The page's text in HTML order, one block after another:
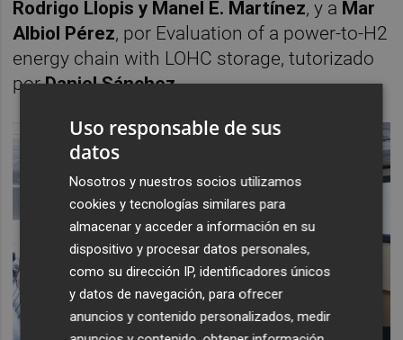
Rodrigo Llopis y Manel E. Martínez, y a Mar
Albiol Pérez, por Evaluation of a power-to-H2
energy chain with LOHC storage, tutorizado
porDaniel Sánchez.
Uso responsable de sus
datos
Nosotros y nuestros socios utilizamos
cookies y tecnologías similares para
almacenar y acceder a información en su
dispositivo y procesar datos personales,
como su dirección IP, identificadores únicos
y datos de navegación, para ofrecer
anuncios y contenido personalizados, medir